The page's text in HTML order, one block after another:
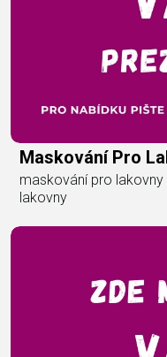
Maskování Pro
maskování pro
lakovny